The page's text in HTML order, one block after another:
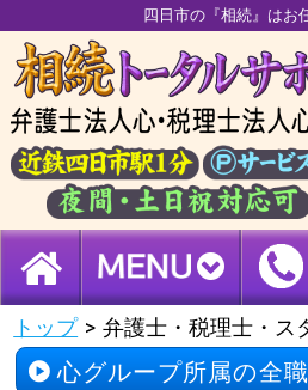
四日市の『相続』はお
トップ > 弁護士・税理士・ス
心グループ所属の全